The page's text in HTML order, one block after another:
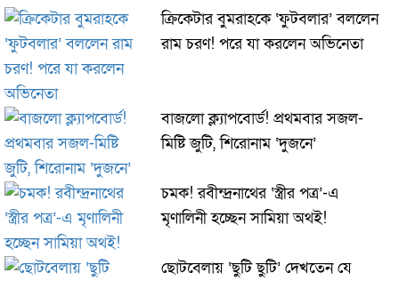
ক্রিকেটার বুমরাহকে ‘ফুটবলার’ বললেন
রাম চরণ! পরে যা করলেন অভিনেতা
বাজলো ক্ল্যাপবোর্ড! প্রথমবার সজল-
মিষ্টি জুটি, শিরোনাম ‘দুজনে’
চমক! রবীন্দ্রনাথের ‘স্ত্রীর পত্র’-এ
মৃণালিনী হচ্ছেন সামিয়া অথই!
ছোটবেলায় ‘ছুটি ছুটি’ দেখতেন যে